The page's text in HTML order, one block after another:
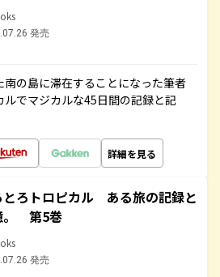
発売
の島に滞在することになった筆者
でマジカルな45日間の記録と記
詳細を見る
とろトロピカル ある旅の記録と
。 第5巻
発売